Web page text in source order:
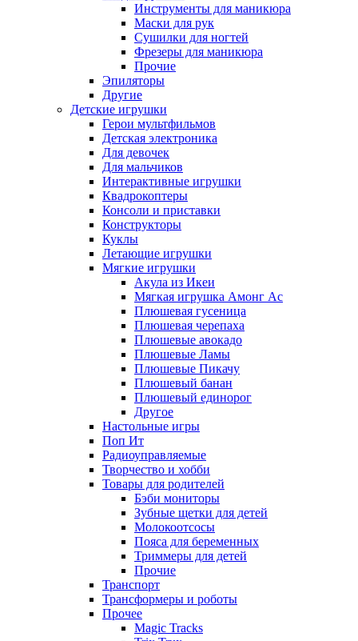
Инструменты для маникюра
Маски для рук
Сушилки для ногтей
Фрезеры для маникюра
Прочие
Эпиляторы
Другие
Детские игрушки
Герои мультфильмов
Детская электроника
Для девочек
Для мальчиков
Интерактивные игрушки
Квадрокоптеры
Консоли и приставки
Конструкторы
Куклы
Летающие игрушки
Мягкие игрушки
Акула из Икеи
Мягкая игрушка Амонг Ас
Плюшевая гусеница
Плюшевая черепаха
Плюшевые авокадо
Плюшевые Ламы
Плюшевые Пикачу
Плюшевый банан
Плюшевый единорог
Другое
Настольные игры
Поп Ит
Радиоуправляемые
Творчество и хобби
Товары для родителей
Бэби мониторы
Зубные щетки для детей
Молокоотсосы
Пояса для беременных
Триммеры для детей
Прочие
Транспорт
Трансформеры и роботы
Прочее
Magic Tracks